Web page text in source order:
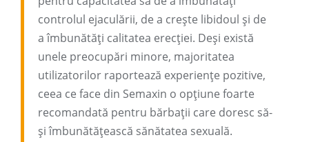
controlul ejaculării, de a crește libidoul și de
a îmbunătăți calitatea erecției. Deși există
unele preocupări minore, majoritatea
utilizatorilor raportează experiențe pozitive,
ceea ce face din Semaxin o opțiune foarte
recomandată pentru bărbații care doresc să-
și îmbunătățească sănătatea sexuală.